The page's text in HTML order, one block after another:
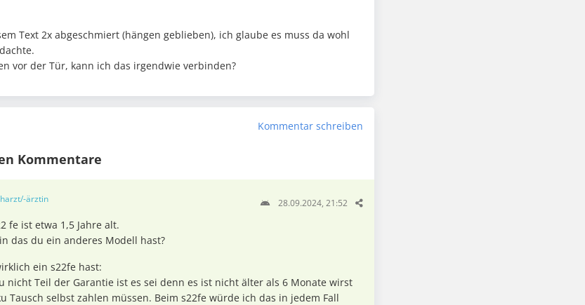
Text 2x abgeschmiert (hängen geblieben), ich glaube es muss da wohl
vor der Tür, kann ich das irgendwie verbinden?
Kommentar schreiben
Kommentare
ärztin 28.09.2024, 21:52
fe ist etwa 1,5 Jahre alt.
das du ein anderes Modell hast?
ein s22fe hast:
nicht Teil der Garantie ist es sei denn es ist nicht älter als 6 Monate wirst
Tausch selbst zahlen müssen. Beim s22fe würde ich das in jedem Fall